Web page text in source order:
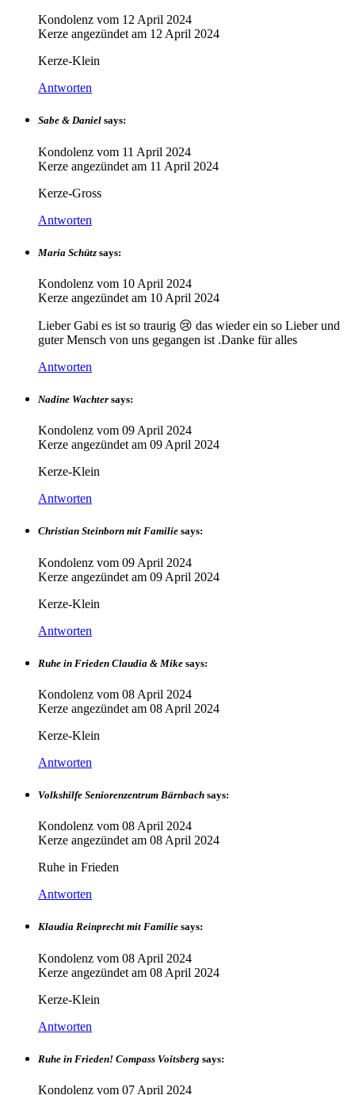
Kondolenz vom 12 April 2024
Kerze angezündet am 12 April 2024
Kerze-Klein
Antworten
Sabe & Daniel says:
Kondolenz vom 11 April 2024
Kerze angezündet am 11 April 2024
Kerze-Gross
Antworten
Maria Schütz says:
Kondolenz vom 10 April 2024
Kerze angezündet am 10 April 2024
Lieber Gabi es ist so traurig 😢 das wieder ein so Lieber und
guter Mensch von uns gegangen ist .Danke für alles
Antworten
Nadine Wachter says:
Kondolenz vom 09 April 2024
Kerze angezündet am 09 April 2024
Kerze-Klein
Antworten
Christian Steinborn mit Familie says:
Kondolenz vom 09 April 2024
Kerze angezündet am 09 April 2024
Kerze-Klein
Antworten
Ruhe in Frieden Claudia & Mike says:
Kondolenz vom 08 April 2024
Kerze angezündet am 08 April 2024
Kerze-Klein
Antworten
Volkshilfe Seniorenzentrum Bärnbach says:
Kondolenz vom 08 April 2024
Kerze angezündet am 08 April 2024
Ruhe in Frieden
Antworten
Klaudia Reinprecht mit Familie says:
Kondolenz vom 08 April 2024
Kerze angezündet am 08 April 2024
Kerze-Klein
Antworten
Ruhe in Frieden! Compass Voitsberg says:
Kondolenz vom 07 April 2024